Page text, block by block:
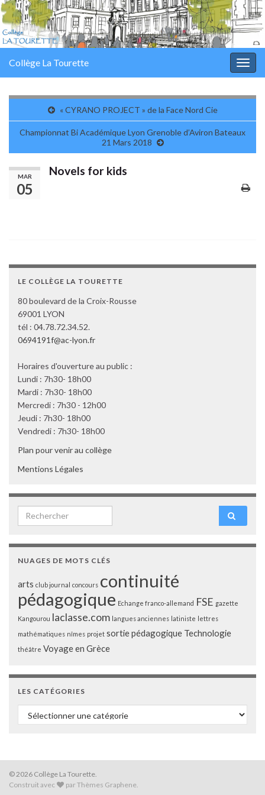
Collège La Tourette
« CYRANO PROJECT » de la Face Nord Cie
Championnat Bi Académique Lyon Grenoble d’Aviron Bateaux
21 Mars 2018
MAR
05
Novels for kids
LE COLLÈGE LA TOURETTE
80 boulevard de la Croix-Rousse
69001 LYON
tél : 04.78.72.34.52.
0694191f@ac-lyon.fr
Horaires d'ouverture au public :
Lundi : 7h30- 18h00
Mardi : 7h30- 18h00
Mercredi : 7h30 - 12h00
Jeudi : 7h30- 18h00
Vendredi : 7h30- 18h00
Plan pour venir au collège
Mentions Légales
Search for:
NUAGES DE MOTS CLÉS
arts club journal concours continuité
pédagogique Echange franco-allemand FSE gazette
Kangourou laclasse.com langues anciennes latiniste lettres
mathématiques nîmes projet sortie pédagogique Technologie
théâtre Voyage en Grèce
LES CATÉGORIES
Les catégories
© 2026 Collège La Tourette.
Construit avec
parThèmes Graphene